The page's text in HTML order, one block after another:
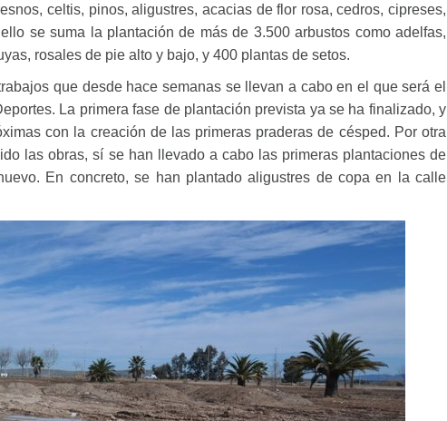
celtis, pinos, aligustres, acacias de flor rosa, cedros, cipreses,
se suma la plantación de más de 3.500 arbustos como adelfas,
rosales de pie alto y bajo, y 400 plantas de setos.
que desde hace semanas se llevan a cabo en el que será el
La primera fase de plantación prevista ya se ha finalizado, y
con la creación de las primeras praderas de césped. Por otra
las obras, sí se han llevado a cabo las primeras plantaciones de
En concreto, se han plantado aligustres de copa en la calle